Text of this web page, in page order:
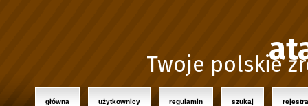
Twoje polskie
główna użytkownicy regulamin szukaj